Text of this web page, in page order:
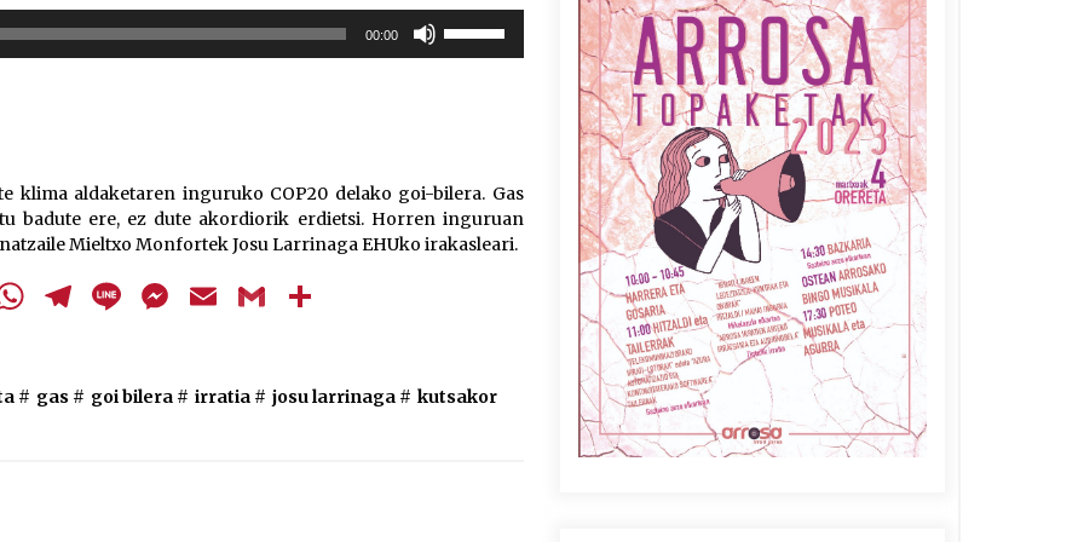
Arrosa sareko IX. topaketak!
Azaroak 6 Iurretan Arrosa
sarearen IX. topaketak
2021/10/04
Berria egunkarian
elkarrizketa Arrosaren 20
urteez
2021/07/06
2021/07/01
Arrosaren laburpen bideoa
Hamaika Telebistaren eskutik
2021/06/30
00:00
jaisteko.
klima aldaketaren inguruko COP20 delako goi-bilera. Gas
badute ere, ez dute akordiorik erdietsi. Horren inguruan
Mieltxo Monfortek Josu Larrinaga EHUko irakasleari.
WhatsApp
Telegram
LineMessenger
EmailGmail
# gas # goi bilera # irratia # josu larrinaga # kutsakor